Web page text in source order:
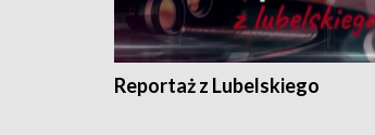
Reportaż z Lubelskiego